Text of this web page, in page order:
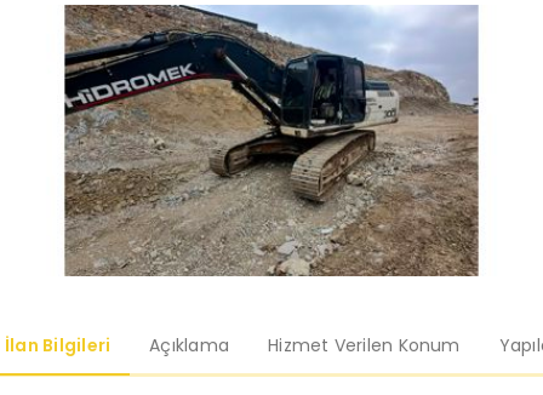
İlan Bilgileri Açıklama Hizmet Verilen Konum